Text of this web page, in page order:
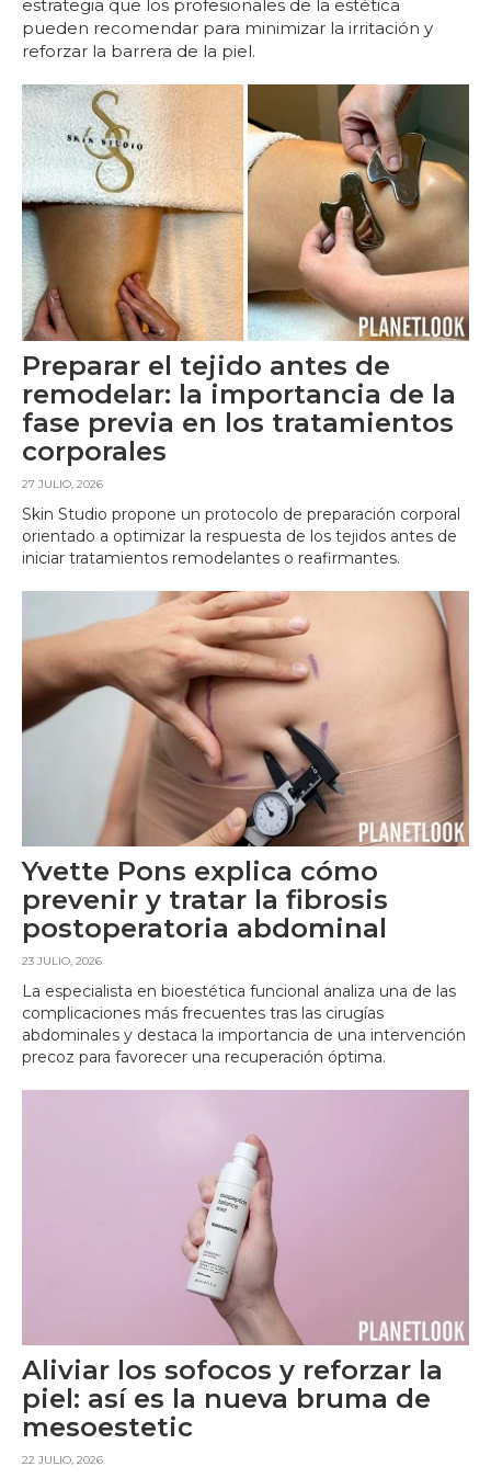
estrategia que los profesionales de la estética
pueden recomendar para minimizar la irritación y
reforzar la barrera de la piel.
Preparar el tejido antes de
remodelar: la importancia de la
fase previa en los tratamientos
corporales
27 JULIO, 2026
Skin Studio propone un protocolo de preparación corporal
orientado a optimizar la respuesta de los tejidos antes de
iniciar tratamientos remodelantes o reafirmantes.
Yvette Pons explica cómo
prevenir y tratar la fibrosis
postoperatoria abdominal
23 JULIO, 2026
La especialista en bioestética funcional analiza una de las
complicaciones más frecuentes tras las cirugías
abdominales y destaca la importancia de una intervención
precoz para favorecer una recuperación óptima.
Aliviar los sofocos y reforzar la
piel: así es la nueva bruma de
mesoestetic
22 JULIO, 2026